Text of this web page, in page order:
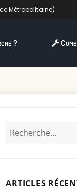
Métropolitaine)
?
Recherche
pour
ARTICLES